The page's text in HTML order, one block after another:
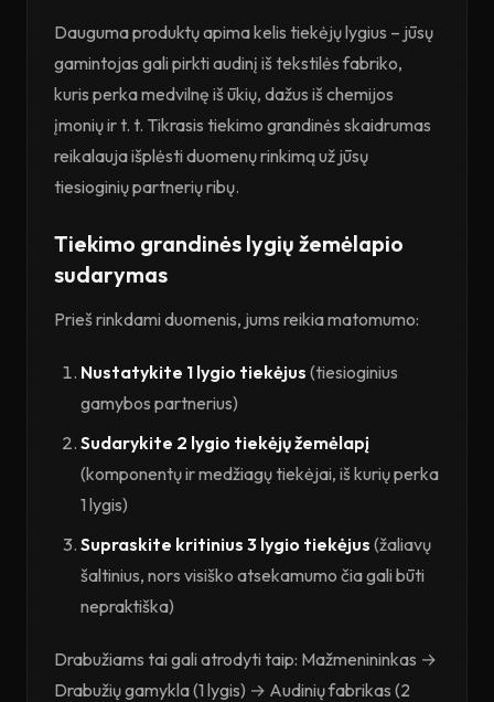
Dauguma produktų apima kelis tiekėjų lygius – jūsų
gamintojas gali pirkti audinį iš tekstilės fabriko,
kuris perka medvilnę iš ūkių, dažus iš chemijos
įmonių ir t. t. Tikrasis tiekimo grandinės skaidrumas
reikalauja išplėsti duomenų rinkimą už jūsų
tiesioginių partnerių ribų.
Tiekimo grandinės lygių žemėlapio
sudarymas
Prieš rinkdami duomenis, jums reikia matomumo:
Nustatykite 1 lygio tiekėjus (tiesioginius
gamybos partnerius)
Sudarykite 2 lygio tiekėjų žemėlapį
(komponentų ir medžiagų tiekėjai, iš kurių perka
1 lygis)
Supraskite kritinius 3 lygio tiekėjus (žaliavų
šaltinius, nors visiško atsekamumo čia gali būti
nepraktiška)
Drabužiams tai gali atrodyti taip: Mažmenininkas →
Drabužių gamykla (1 lygis) → Audinių fabrikas (2